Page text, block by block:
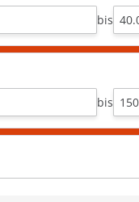
bis
bis